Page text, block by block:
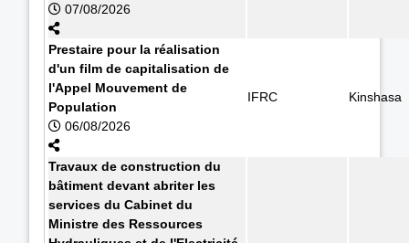
07/08/2026
Prestaire pour la réalisation
d'un film de capitalisation de
l'Appel Mouvement de
Population
06/08/2026
IFRC Kinshasa
Travaux de construction du
bâtiment devant abriter les
services du Cabinet du
Ministre des Ressources